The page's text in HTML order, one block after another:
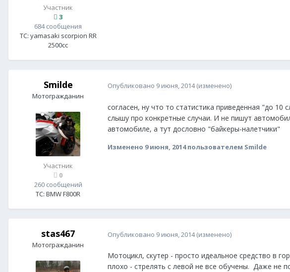
Участник
3
684 сообщения
ТС: yamasaki scorpion RR
2500сс
Smilde
Мотогражданин
Участник
0
260 сообщений
ТС: BMW F800R
Опубликовано 9 июня, 2014 (изменено)
согласен, ну что то статистика приведенная "до
слышу про конкретные случаи. И не пишут
автомобиле, а тут дословно "байкеры-налетчики"
Изменено 9 июня, 2014пользователем Smilde
stas467
Мотогражданин
Опубликовано 9 июня, 2014 (изменено)
Мотоцикл, скутер - просто идеальное средство в
плохо - стрелять с левой не все обучены. Даже не